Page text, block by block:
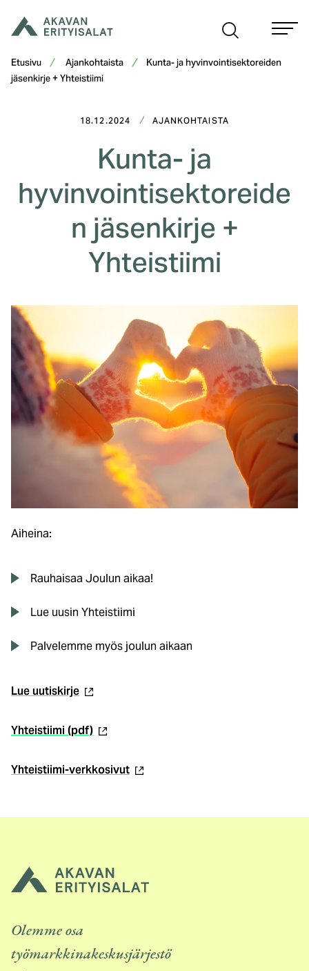
sisältöön
Etusivu Ajankohtaista
Kunta- ja hyvinvointisektoreiden
jäsenkirje + Yhteistiimi
18.12.2024 AJANKOHTAISTA
Kunta- ja
hyvinvointisektoreide
n jäsenkirje +
Yhteistiimi
Aiheina:
Rauhaisaa Joulun aikaa!
Lue uusin Yhteistiimi
Palvelemme myös joulun aikaan
Lue uutiskirje(ulkoinen
Yhteistiimi (pdf)(ulkoinen
Yhteistiimi-verkkosivut(ulkoinen
Olemme osa
työmarkkinakeskusjärjestö